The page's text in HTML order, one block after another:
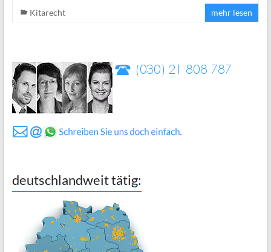
Kitarecht
mehr lesen
deutschlandweit tätig: